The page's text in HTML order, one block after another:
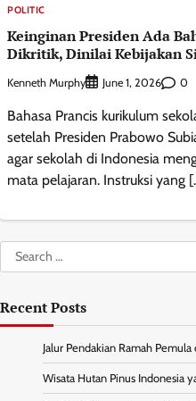
POLITIC
Keinginan Presiden Ada
Dikritik, Dinilai Kebijakan
Kenneth Murphy June 1, 2026 0
Bahasa Prancis kurikulum
setelah Presiden Prabowo
agar sekolah di Indonesia
mata pelajaran. Instruksi yang
Search
for:
Recent Posts
Jalur Pendakian Ramah
Wisata Hutan Pinus Indonesia